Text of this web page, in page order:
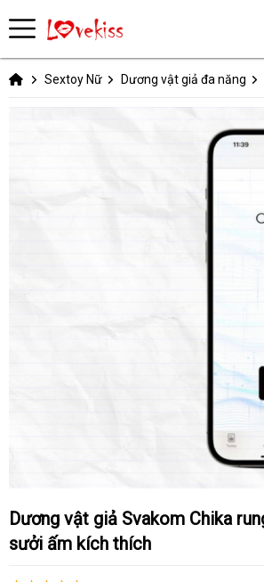
Sextoy Nữ Dương vật giả đa năng
Dương vật giả Svakom Chika rung điểm G âm vật
sưởi ấm kích thích